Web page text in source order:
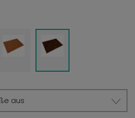
aus